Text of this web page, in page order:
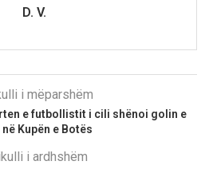
D. V.
i mëparshëm
e futbollistit i cili shënoi golin e
në Kupën e Botës
i ardhshëm